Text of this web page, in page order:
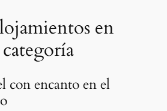
en
con encanto en el